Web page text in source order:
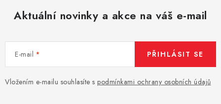
Aktuální novinky a akce na váš e-mail
E-mail
Vložením e-mailu souhlasíte s podmínkami ochrany osobních údajů
PŘIHLÁSIT SE